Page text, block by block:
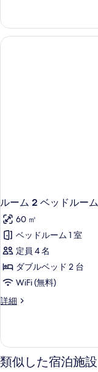
ー
ム
の
ルーム 2 ベッドルー
60 ㎡
ベッドルーム 1 室
定員 4 名
ダブルベッド 2 台
WiFi (無料)
詳細
ル
ベ
ッ
ド
類似した宿泊施設